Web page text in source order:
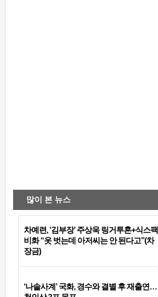
많이 본 뉴스
차예련, ‘김부장’ 주상욱 링거투혼+식스팩
비화 “옷 벗는데 아저씨는 안 된다고”(차
장금)
‘나솔사계’ 국화, 경수와 결별 후 재출연…